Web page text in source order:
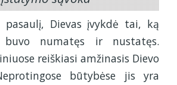
pasaulį, Dievas įvykdė tai, ką
numatęs ir nustatęs.
reiškiasi amžinasis Dievo
būtybėse jis yra